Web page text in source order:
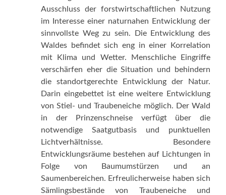
Ausschluss der forstwirtschaftlichen Nutzung
im Interesse einer naturnahen Entwicklung der
sinnvollste Weg zu sein. Die Entwicklung des
Waldes befindet sich eng in einer Korrelation
mit Klima und Wetter. Menschliche Eingriffe
verschärfen eher die Situation und behindern
die standortgerechte Entwicklung der Natur.
Darin eingebettet ist eine weitere Entwicklung
von Stiel- und Traubeneiche möglich. Der Wald
in der Prinzenschneise verfügt über die
notwendige Saatgutbasis und punktuellen
Lichtverhältnisse. Besondere
Entwicklungsräume bestehen auf Lichtungen in
Folge von Baumumstürzen und an
Saumenbereichen. Erfreulicherweise haben sich
Sämlingsbestände von Traubeneiche und